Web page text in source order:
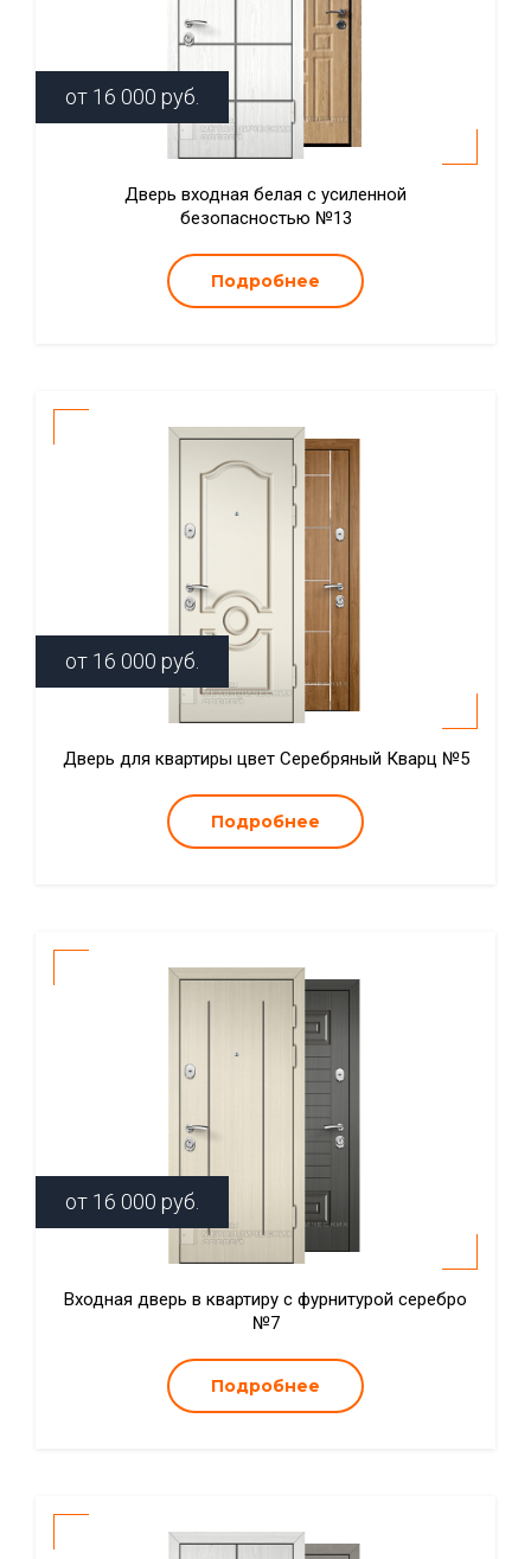
от 16 000 руб.
Дверь входная белая с усиленной
безопасностью №13
Подробнее
от 16 000 руб.
Дверь для квартиры цвет Серебряный Кварц №5
Подробнее
от 16 000 руб.
Входная дверь в квартиру с фурнитурой серебро
№7
Подробнее